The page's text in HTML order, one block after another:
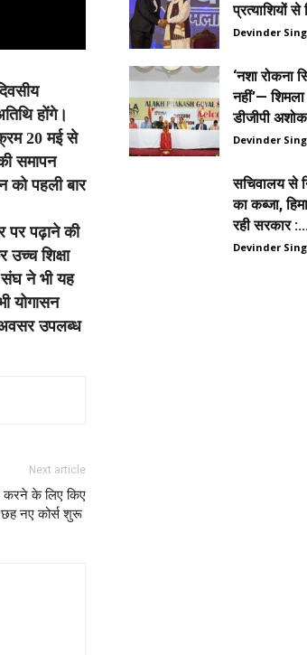
होंगे।
20 मई से
समापन
को पहली बार
पर पढ़ाने की
शिक्षा
ने भी यह
योगासन
उपलब्ध
Next article
करने के लिए किए
छह नए कोर्स शुरू
प्रत्याशियों से
Devinder
‘नशा रोकना
नहीं’— शिमला
डीजीपी अशोक
Devinder
सचिवालय से
का कब्जा,
रही सरकार
Devinder